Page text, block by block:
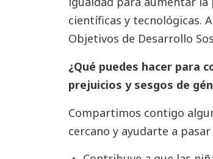
científicas y tecnológicas.
Objetivos de Desarrollo
¿Qué puedes hacer para
prejuicios y sesgos de
Compartimos contigo
cercano y ayudarte a pasar